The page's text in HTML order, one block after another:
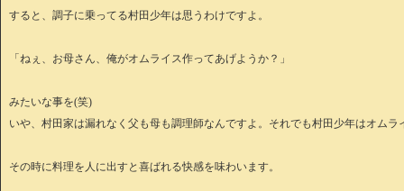
すると、調子に乗ってる村田少年は思うわけですよ。
「ねぇ、お母さん、俺がオムライス作ってあげようか？」
みたいな事を(笑)
いや、村田家は漏れなく父も母も調理師なんですよ。それでも村田少年はオムラ
その時に料理を人に出すと喜ばれる快感を味わいます。